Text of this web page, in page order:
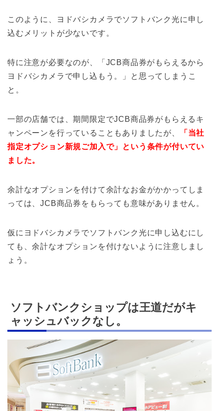
このように、ヨドバシカメラでソフトバンク光に申し
込むメリットが少ないです。
特に注意が必要なのが、「JCB商品券がもらえるから
ヨドバシカメラで申し込もう。」と思ってしまうこ
と。
一部の店舗では、期間限定でJCB商品券がもらえるキ
ャンペーンを行っていることもありましたが、
「当社
指定オプション新規ご加入で」という条件が付いてい
ました。
余計なオプションを付けて余計なお金がかかってしま
っては、JCB商品券をもらっても意味がありません。
仮にヨドバシカメラでソフトバンク光に申し込むにし
ても、余計なオプションを付けないように注意しまし
ょう。
ソフトバンクショップは王道だがキ
ャッシュバックなし。